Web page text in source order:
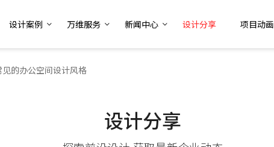
设计案例 万维服务 新闻中心 设计分享 项目动画
见的办公空间设计风格
设计分享